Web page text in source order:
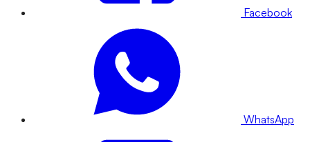
Facebook
WhatsApp